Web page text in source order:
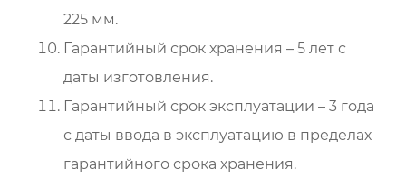
225 мм.
Гарантийный срок хранения – 5 лет с
даты изготовления.
Гарантийный срок эксплуатации – 3 года
с даты ввода в эксплуатацию в пределах
гарантийного срока хранения.